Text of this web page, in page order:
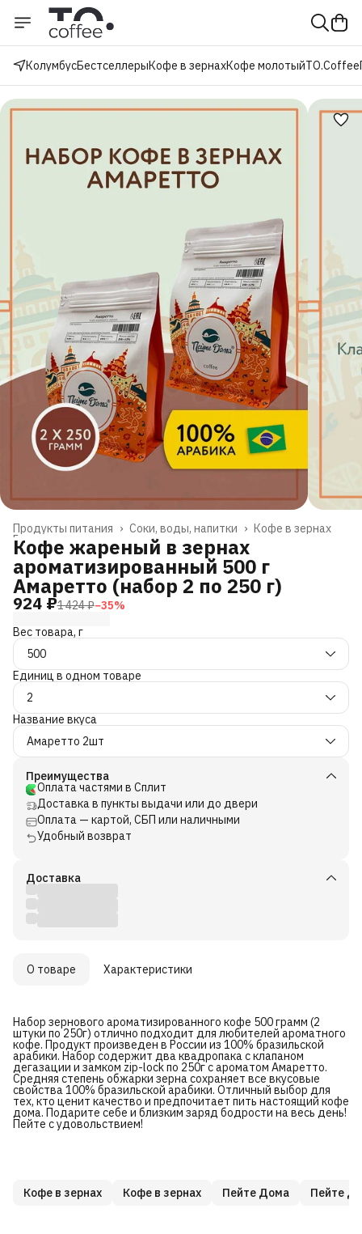
КолумбусБестселлерыКофе в зернахКофе молотыйTO.Coffee
Кофе в зернах
Соки, воды, напитки ›
Продукты питания ›
Главная
Кофе жареный в зернах
ароматизированный 500 г
Aмаретто (набор 2 по 250 г)
924 ₽1 424 ₽−35%
Вес товара, г
500
Единиц в одном товаре
2
Название вкуса
Aмаретто 2шт
Преимущества
Оплата частями в Сплит
Доставка в пункты выдачи или до двери
Оплата — картой, СБП или наличными
Удобный возврат
Доставка
О товаре Характеристики
Набор зернового ароматизированного кофе 500 грамм (2
штуки по 250г) отлично подходит для любителей ароматного
кофе. Продукт произведен в России из 100% бразильской
арабики. Набор содержит два квадропака с клапаном
дегазации и замком zip-lock по 250г с ароматом Aмаретто.
Средняя степень обжарки зерна сохраняет все вкусовые
свойства 100% бразильской арабики. Отличный выбор для
тех, кто ценит качество и предпочитает пить настоящий кофе
дома. Подарите себе и близким заряд бодрости на весь день!
Пейте с удовольствием!
Кофе в зернах Кофе в зернах Пейте Дома Пейте